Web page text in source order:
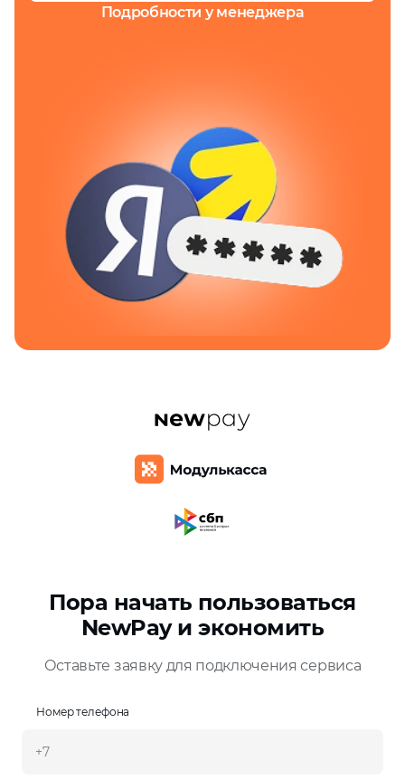
Подробности у менеджера
Пора начать пользоваться
NewPay и экономить
Оставьте заявку для подключения сервиса
Номер телефона